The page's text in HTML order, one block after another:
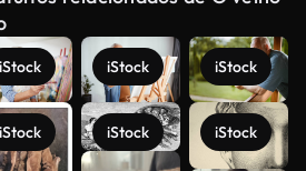
iStock
iStock
iStock
iStock
iStock
iStock